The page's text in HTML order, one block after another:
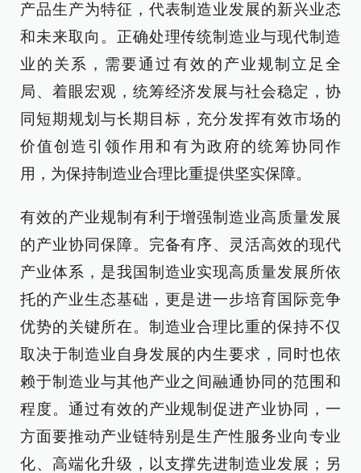
产品生产为特征，代表制造业发展的新兴业态
和未来取向。正确处理传统制造业与现代制造
业的关系，需要通过有效的产业规制立足全
局、着眼宏观，统筹经济发展与社会稳定，协
同短期规划与长期目标，充分发挥有效市场的
价值创造引领作用和有为政府的统筹协同作
用，为保持制造业合理比重提供坚实保障。
有效的产业规制有利于增强制造业高质量发展
的产业协同保障。完备有序、灵活高效的现代
产业体系，是我国制造业实现高质量发展所依
托的产业生态基础，更是进一步培育国际竞争
优势的关键所在。制造业合理比重的保持不仅
取决于制造业自身发展的内生要求，同时也依
赖于制造业与其他产业之间融通协同的范围和
程度。通过有效的产业规制促进产业协同，一
方面要推动产业链特别是生产性服务业向专业
化、高端化升级，以支撑先进制造业发展；另